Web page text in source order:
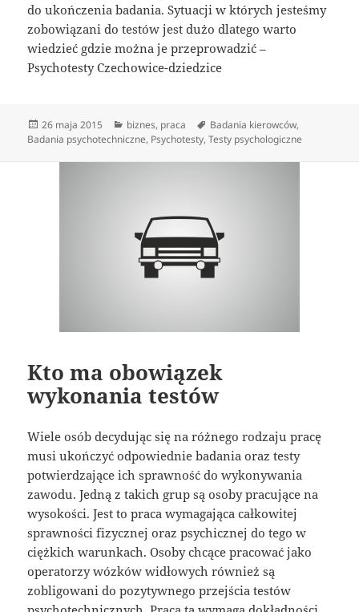
do ukończenia badania. Sytuacji w których jesteśmy
zobowiązani do testów jest dużo dlatego warto
wiedzieć gdzie można je przeprowadzić –
Psychotesty Czechowice-dziedzice
Data
publikacji
26 maja 2015 Kategorie
biznes, praca Tagi
Badania kierowców,
Badania psychotechniczne, Psychotesty,Testy psychologiczne
Kto ma obowiązek
wykonania testów
Wiele osób decydując się na różnego rodzaju pracę
musi ukończyć odpowiednie badania oraz testy
potwierdzające ich sprawność do wykonywania
zawodu. Jedną z takich grup są osoby pracujące na
wysokości. Jest to praca wymagająca całkowitej
sprawności fizycznej oraz psychicznej do tego w
ciężkich warunkach. Osoby chcące pracować jako
operatorzy wózków widłowych również są
zobligowani do pozytywnego przejścia testów